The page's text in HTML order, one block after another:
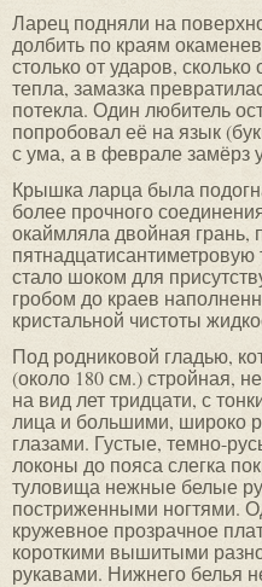
Ларец подняли на
долбить по краям
столько от ударов,
тепла, замазка
потекла. Один любитель
попробовал её на язык
с ума, а в феврале замёрз
Крышка ларца была
более прочного
окаймляла двойная грань,
стало шоком для
гробом до краев
кристальной чистоты
Под родниковой гладью,
(около 180 см.) стройная,
на вид лет тридцати, с
лица и большими, широко
глазами. Густые, темно-
локоны до пояса слегка
туловища нежные белые
постриженными ногтями.
кружевное прозрачное
короткими вышитыми
рукавами. Нижнего белья